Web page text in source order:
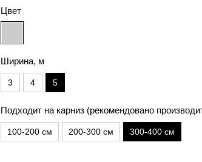
Цвет
Ширина, м
3 4 5
Подходит на карниз (рекомендовано
100-200 см 200-300 см 300-400 см